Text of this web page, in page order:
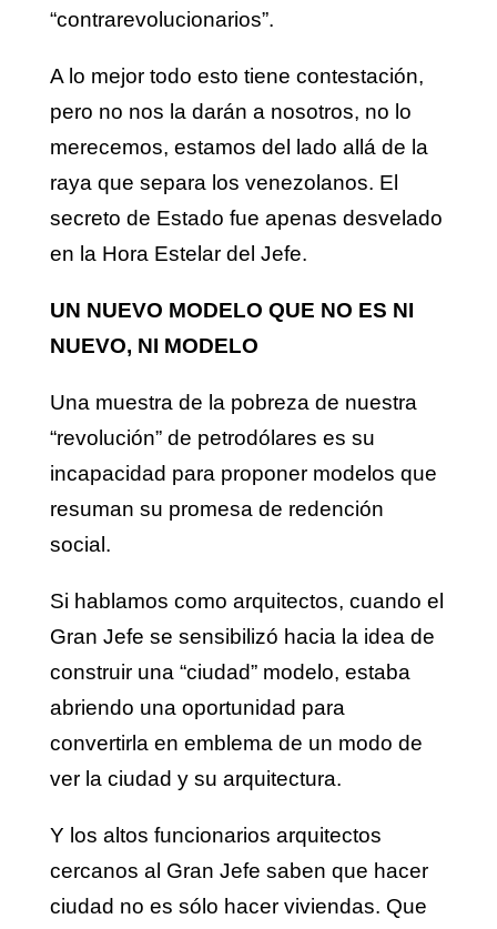
“contrarevolucionarios”.
A lo mejor todo esto tiene contestación,
pero no nos la darán a nosotros, no lo
merecemos, estamos del lado allá de la
raya que separa los venezolanos. El
secreto de Estado fue apenas desvelado
en la Hora Estelar del Jefe.
UN NUEVO MODELO QUE NO ES NI
NUEVO, NI MODELO
Una muestra de la pobreza de nuestra
“revolución” de petrodólares es su
incapacidad para proponer modelos que
resuman su promesa de redención
social.
Si hablamos como arquitectos, cuando el
Gran Jefe se sensibilizó hacia la idea de
construir una “ciudad” modelo, estaba
abriendo una oportunidad para
convertirla en emblema de un modo de
ver la ciudad y su arquitectura.
Y los altos funcionarios arquitectos
cercanos al Gran Jefe saben que hacer
ciudad no es sólo hacer viviendas. Que